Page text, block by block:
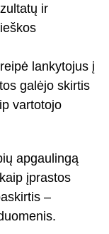
ir
lankytojus į
galėjo skirtis
vartotojo
apgaulingą
įprastos
–